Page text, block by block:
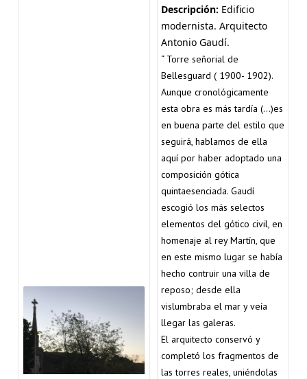
Descripción: Edificio
modernista. Arquitecto
Antonio Gaudí.
“ Torre señorial de
Bellesguard ( 1900- 1902).
Aunque cronológicamente
esta obra es más tardía (…)es
en buena parte del estilo que
seguirá, hablamos de ella
aquí por haber adoptado una
composición gótica
quintaesenciada. Gaudí
escogió los más selectos
elementos del gótico civil, en
homenaje al rey Martín, que
en este mismo lugar se había
hecho contruir una villa de
reposo; desde ella
vislumbraba el mar y veía
llegar las galeras.
El arquitecto conservó y
completó los fragmentos de
las torres reales, uniéndolas